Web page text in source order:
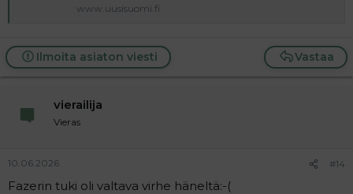
www.uusisuomi.fi
Vastaa
Ilmoita asiaton viesti
vierailija
Vieras
10.06.2026 #14
Fazerin tuki oli valtava virhe häneltä:-(